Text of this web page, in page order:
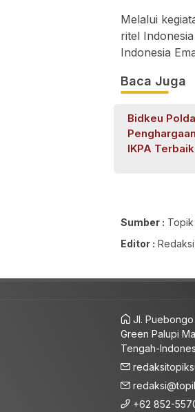
Melalui
ritel
Indonesia
Baca Juga
Bidkeu
IKPA
Sumber : Topik
Editor : Redaksi
Jl. Puebongo
Green Palupi
Tengah-
+62 852-